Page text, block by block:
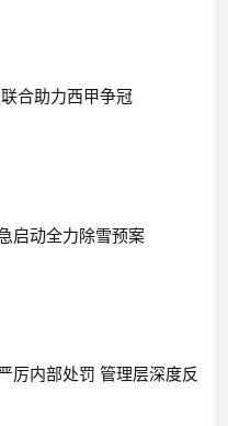
合助力西甲争冠
启动全力除雪预案
厉内部处罚 管理层深度反